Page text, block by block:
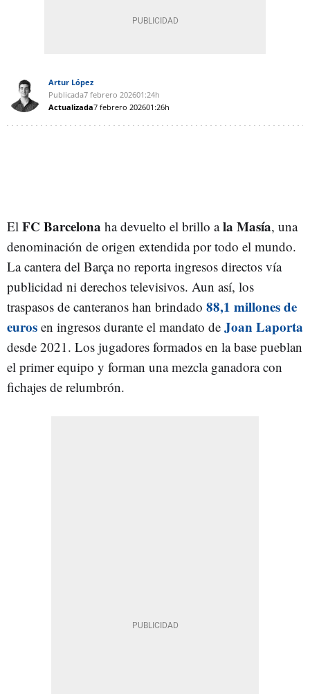
Artur López
Publicada7 febrero 202601:24h
Actualizada7 febrero 202601:26h
El FC Barcelona ha devuelto el brillo ala Masía, una
denominación de origen extendida por todo el mundo.
La cantera del Barça no reporta ingresos directos vía
publicidad ni derechos televisivos. Aun así, los
traspasos de canteranos han brindado 88,1 millones de
euros en ingresos durante el mandato de Joan Laporta
desde 2021. Los jugadores formados en la base pueblan
el primer equipo y forman una mezcla ganadora con
fichajes de relumbrón.